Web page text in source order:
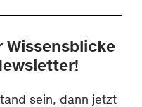
Wissensblicke
sein, dann jetzt